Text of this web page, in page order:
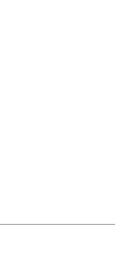
22, 8622 Mo i